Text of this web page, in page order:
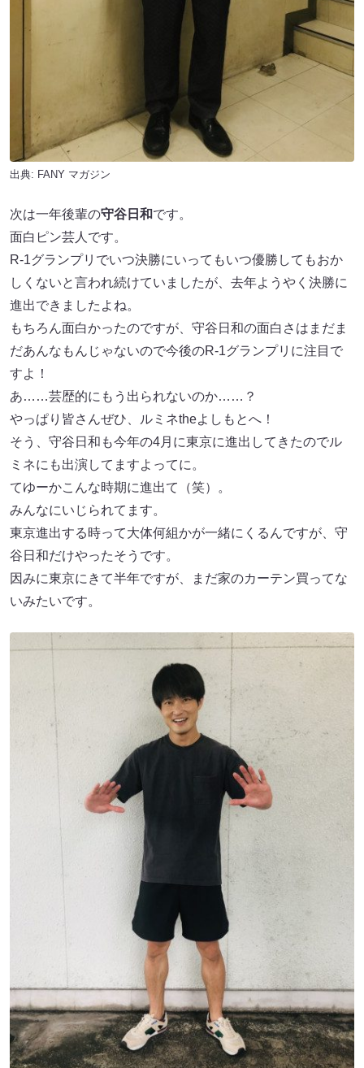
出典: FANY マガジン
次は一年後輩の守谷日和です。
面白ピン芸人です。
R-1グランプリでいつ決勝にいってもいつ優勝してもおか
しくないと言われ続けていましたが、去年ようやく決勝に
進出できましたよね。
もちろん面白かったのですが、守谷日和の面白さはまだま
だあんなもんじゃないので今後のR-1グランプリに注目で
すよ！
あ……芸歴的にもう出られないのか……？
やっぱり皆さんぜひ、ルミネtheよしもとへ！
そう、守谷日和も今年の4月に東京に進出してきたのでル
ミネにも出演してますよってに。
てゆーかこんな時期に進出て（笑）。
みんなにいじられてます。
東京進出する時って大体何組かが一緒にくるんですが、守
谷日和だけやったそうです。
因みに東京にきて半年ですが、まだ家のカーテン買ってな
いみたいです。